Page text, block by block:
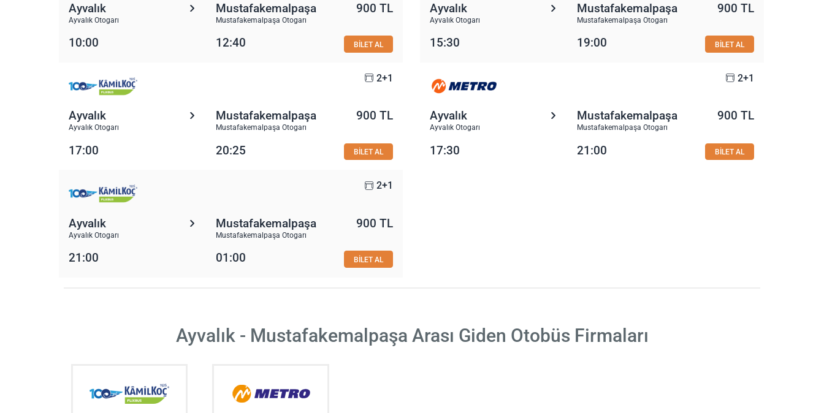
Ayvalık
Ayvalık Otogarı
Mustafakemalpaşa
Mustafakemalpaşa Otogarı
900 TL
10:00 12:40 BİLET AL
Ayvalık
Ayvalık Otogarı
Mustafakemalpaşa
Mustafakemalpaşa Otogarı
900 TL
15:30 19:00 BİLET AL
2+1
Ayvalık
Ayvalık Otogarı
Mustafakemalpaşa
Mustafakemalpaşa Otogarı
900 TL
17:00 20:25 BİLET AL
2+1
Ayvalık
Ayvalık Otogarı
Mustafakemalpaşa
Mustafakemalpaşa Otogarı
900 TL
17:30 21:00 BİLET AL
2+1
Ayvalık
Ayvalık Otogarı
Mustafakemalpaşa
Mustafakemalpaşa Otogarı
900 TL
21:00 01:00 BİLET AL
Ayvalık - Mustafakemalpaşa Arası Giden Otobüs Firmaları